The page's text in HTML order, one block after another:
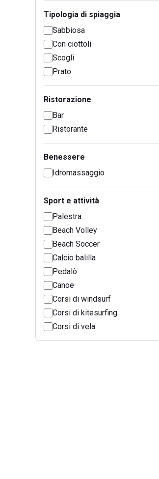
Tipologia di spiaggia
Sabbiosa
Con ciottoli
Scogli
Prato
Ristorazione
Bar
Ristorante
Benessere
Idromassaggio
Sport e attività
Palestra
Beach Volley
Beach Soccer
Calcio balilla
Pedalò
Canoe
Corsi di windsurf
Corsi di kitesurfing
Corsi di vela